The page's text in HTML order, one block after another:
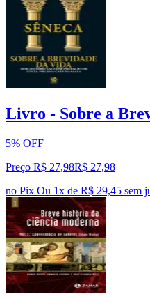
Livro - Sobre a
5% OFF
Preço R$ 27,98R$ 27,98
no Pix Ou 1x de R$ 29,45 sem